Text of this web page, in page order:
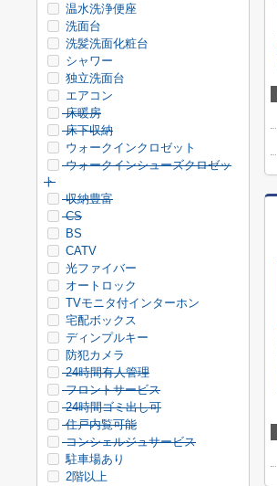
温水洗浄便座
洗面台
洗髪洗面化粧台
シャワー
独立洗面台
エアコン
床暖房
床下収納
ウォークインクロゼット
ウォークインシューズクロゼッ
ト
収納豊富
CS
BS
CATV
光ファイバー
オートロック
TVモニタ付インターホン
宅配ボックス
ディンプルキー
防犯カメラ
24時間有人管理
フロントサービス
24時間ゴミ出し可
住戸内覧可能
コンシェルジュサービス
駐車場あり
2階以上